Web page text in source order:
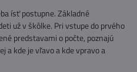
ísť postupne. Základné
už v škôlke. Pri vstupe do prvého
predstavami o počte, poznajú
a kde je vľavo a kde vpravo a